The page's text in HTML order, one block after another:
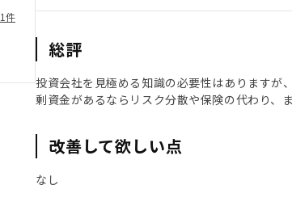
1件
総評
投資会社を見極める知識の必要性はありますが
剰資金があるならリスク分散や保険の代わり、
改善して欲しい点
なし